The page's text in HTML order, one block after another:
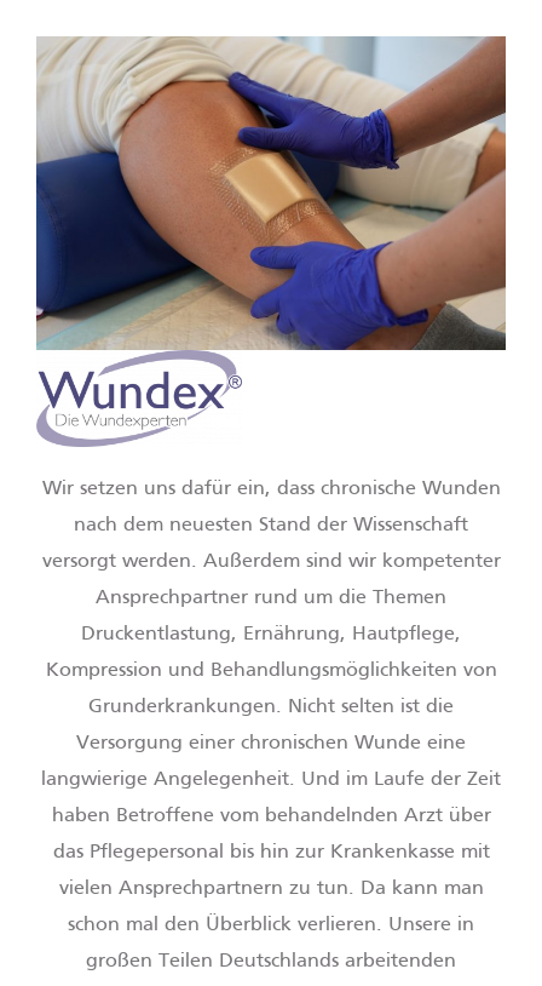
Wir setzen uns dafür ein, dass chronische Wunden
nach dem neuesten Stand der Wissenschaft
versorgt werden. Außerdem sind wir kompetenter
Ansprechpartner rund um die Themen
Druckentlastung, Ernährung, Hautpflege,
Kompression und Behandlungsmöglichkeiten von
Grunderkrankungen. Nicht selten ist die
Versorgung einer chronischen Wunde eine
langwierige Angelegenheit. Und im Laufe der Zeit
haben Betroffene vom behandelnden Arzt über
das Pflegepersonal bis hin zur Krankenkasse mit
vielen Ansprechpartnern zu tun. Da kann man
schon mal den Überblick verlieren. Unsere in
großen Teilen Deutschlands arbeitenden